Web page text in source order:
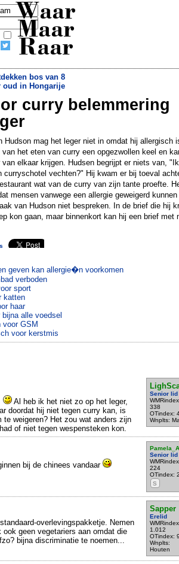
Waar
Maar
Raar
bos van 8
oud in Hongarije
Duits stel ligt week dood in auto na
ongeval»
curry belemmering
Hudson mag het leger niet in omdat hij allergisch
het eten van curry een opgezwollen keel en
elkaar krijgen. Hudsen begrijpt er niets van, "Ik
curryschotel vechten?" Hij kwam er bij toeval
wat van de curry van zijn tante proefte.
mensen vanwege een allergie geweigerd kunnen
van Hudson niet bespreken. In de brief die hij
kon gaan, maar binnenkort kan hij een brief met
geven kan allergie�n voorkomen
verboden
sport
katten
haar
alle voedsel
voor GSM
voor kerstmis
Senior lid
338
OTindex:
Wnplts:
Al heb ik het niet zo op het leger,
doordat hij niet tegen curry kan, is
te weigeren? Het zou wat anders zijn
of niet tegen wespensteken kon.
Senior lid
224
OTindex:
S
bij de chinees vandaar
Sapper
Erelid
1.012
OTindex:
Wnplts:
Houten
overlevingspakketje. Nemen
geen vegetariers aan omdat die
bijna discriminatie te noemen...